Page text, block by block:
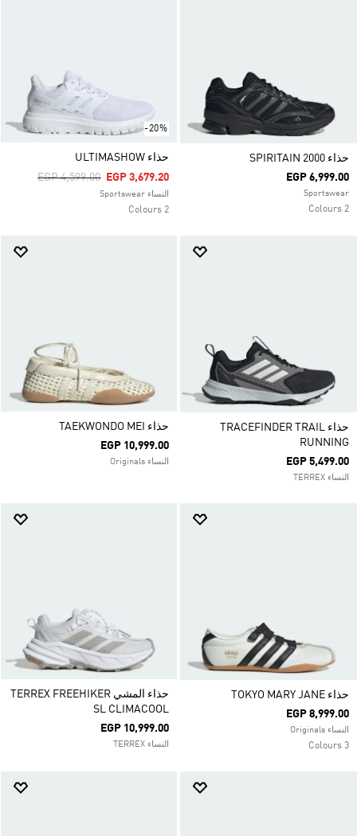
حذاء SPIRITAIN 2000
EGP 6,999.00
Sportswear
2 Colours
-20%
حذاء ULTIMASHOW
Price Reduced From
EGP 4,599.00ToEGP 3,679.20
النساء Sportswear
2 Colours
حذاء TRACEFINDER TRAIL
RUNNING
EGP 5,499.00
النساء TERREX
حذاء TAEKWONDO MEI
EGP 10,999.00
النساء Originals
حذاء TOKYO MARY JANE
EGP 8,999.00
النساء Originals
3 Colours
حذاء المشي TERREX FREEHIKER
SL CLIMACOOL
EGP 10,999.00
النساء TERREX